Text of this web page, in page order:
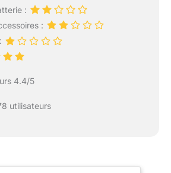
:
:
4.4/5
utilisateurs